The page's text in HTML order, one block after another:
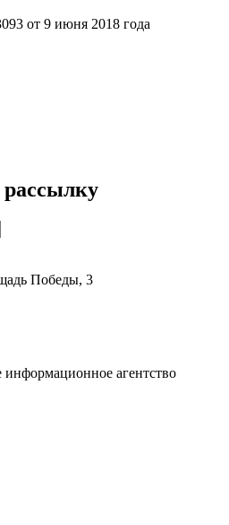
от 9 июня 2018 года
Победы, 3
агентство